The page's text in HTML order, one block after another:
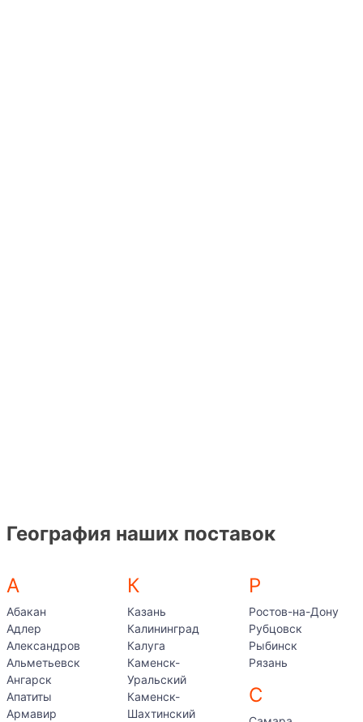
География наших поставок
А
Абакан
Адлер
Александров
Альметьевск
Ангарск
Апатиты
Армавир
К
Казань
Калининград
Калуга
Каменск-
Уральский
Каменск-
Шахтинский
Р
Ростов-на-Дону
Рубцовск
Рыбинск
Рязань
С